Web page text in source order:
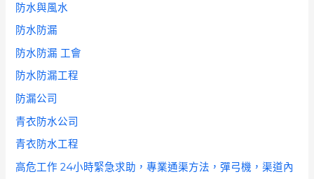
防水與風水
防水防漏
防水防漏 工會
防水防漏工程
防漏公司
青衣防水公司
青衣防水工程
高危工作 24小時緊急求助，專業通渠方法，彈弓機，渠道內